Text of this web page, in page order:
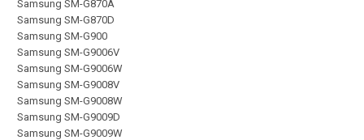
Samsung SM-G870A
Samsung SM-G870D
Samsung SM-G900
Samsung SM-G9006V
Samsung SM-G9006W
Samsung SM-G9008V
Samsung SM-G9008W
Samsung SM-G9009D
Samsung SM-G9009W